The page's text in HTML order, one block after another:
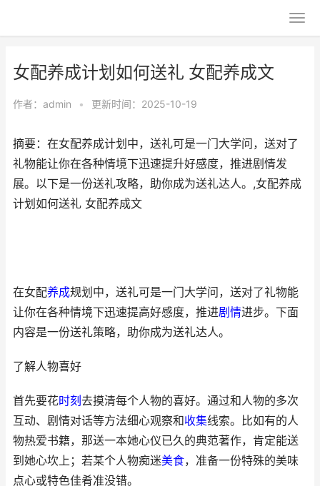
女配养成计划如何送礼 女配养成文
作者： admin • 更新时间：2025-10-19
摘要：在女配养成计划中，送礼可是一门大学问，送对了
礼物能让你在各种情境下迅速提升好感度，推进剧情发
展。以下是一份送礼攻略，助你成为送礼达人。,女配养成
计划如何送礼 女配养成文
在女配养成规划中，送礼可是一门大学问，送对了礼物能
让你在各种情境下迅速提高好感度，推进剧情进步。下面
内容是一份送礼策略，助你成为送礼达人。
了解人物喜好
首先要花时刻 去摸清每个人物的喜好。通过和人物的多次
互动、剧情对话等方法细心观察和收集线索。比如有的人
物热爱书籍，那送一本她心仪已久的典范著作，肯定能送
到她心坎上；若某个人物痴迷美食，准备一份特殊的美味
点心或特色佳肴准没错。